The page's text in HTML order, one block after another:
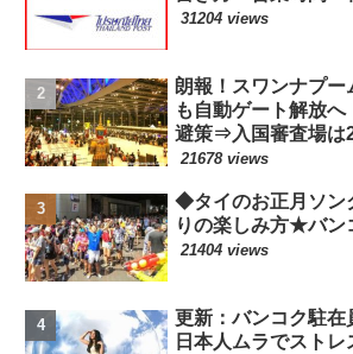
31204 views
朗報！スワンナプー
も自動ゲート解放へ
避策⇒入国審査場は
21678 views
◆タイのお正月ソ
りの楽しみ方★バ
21404 views
更新：バンコク駐在
日本人ムラでスト